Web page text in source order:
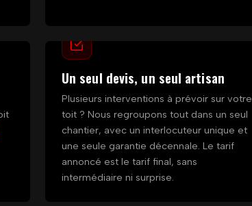
Un seul devis, un seul artisan
Plusieurs interventions à prévoir sur votre
toit ? Nous regroupons tout dans un seul
chantier, avec un interlocuteur unique et
une seule garantie décennale. Le tarif
annoncé est le tarif final, sans
intermédiaire ni surprise.